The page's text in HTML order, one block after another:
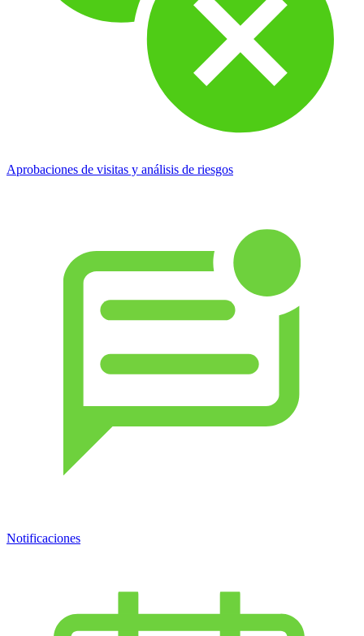
Aprobaciones de visitas y análisis de riesgos
Notificaciones